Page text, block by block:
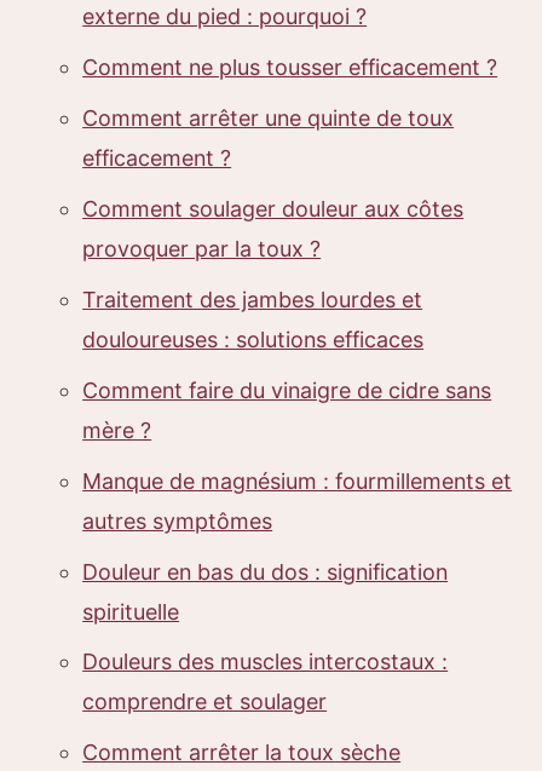
externe du pied : pourquoi ?
Comment ne plus tousser efficacement ?
Comment arrêter une quinte de toux
efficacement ?
Comment soulager douleur aux côtes
provoquer par la toux ?
Traitement des jambes lourdes et
douloureuses : solutions efficaces
Comment faire du vinaigre de cidre sans
mère ?
Manque de magnésium : fourmillements et
autres symptômes
Douleur en bas du dos : signification
spirituelle
Douleurs des muscles intercostaux :
comprendre et soulager
Comment arrêter la toux sèche